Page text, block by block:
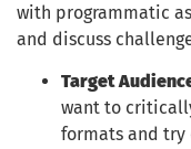
with programmatic
and discuss
Target
want to
formats and try